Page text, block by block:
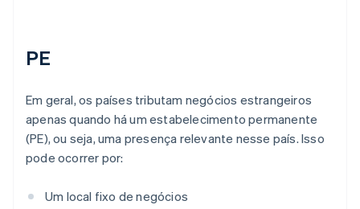
PE
Em geral, os países tributam negócios estrangeiros
apenas quando há um estabelecimento permanente
(PE), ou seja, uma presença relevante nesse país. Isso
pode ocorrer por:
Um local fixo de negócios